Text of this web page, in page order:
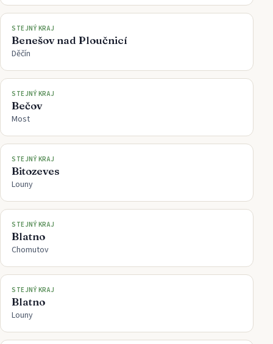
STEJNÝ KRAJ
Benešov nad Ploučnicí
Děčín
STEJNÝ KRAJ
Bečov
Most
STEJNÝ KRAJ
Bitozeves
Louny
STEJNÝ KRAJ
Blatno
Chomutov
STEJNÝ KRAJ
Blatno
Louny